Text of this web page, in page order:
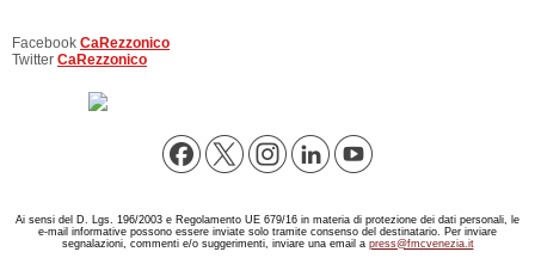
Facebook CaRezzonico
Twitter CaRezzonico
Ai sensi del D. Lgs. 196/2003 e Regolamento UE 679/16 in materia di protezione dei dati personali, le
e-mail informative possono essere inviate solo tramite consenso del destinatario. Per inviare
segnalazioni, commenti e/o suggerimenti, inviare una email a press@fmcvenezia.it